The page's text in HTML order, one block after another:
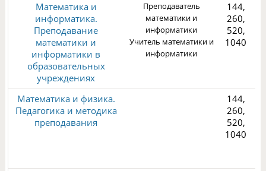
Математика и
информатика.
Преподавание
математики и
информатики в
образовательных
учреждениях
Преподаватель
математики и
информатики
Учитель математики и
информатики
144,
260,
520,
1040
Математика и физика.
Педагогика и методика
преподавания
144,
260,
520,
1040